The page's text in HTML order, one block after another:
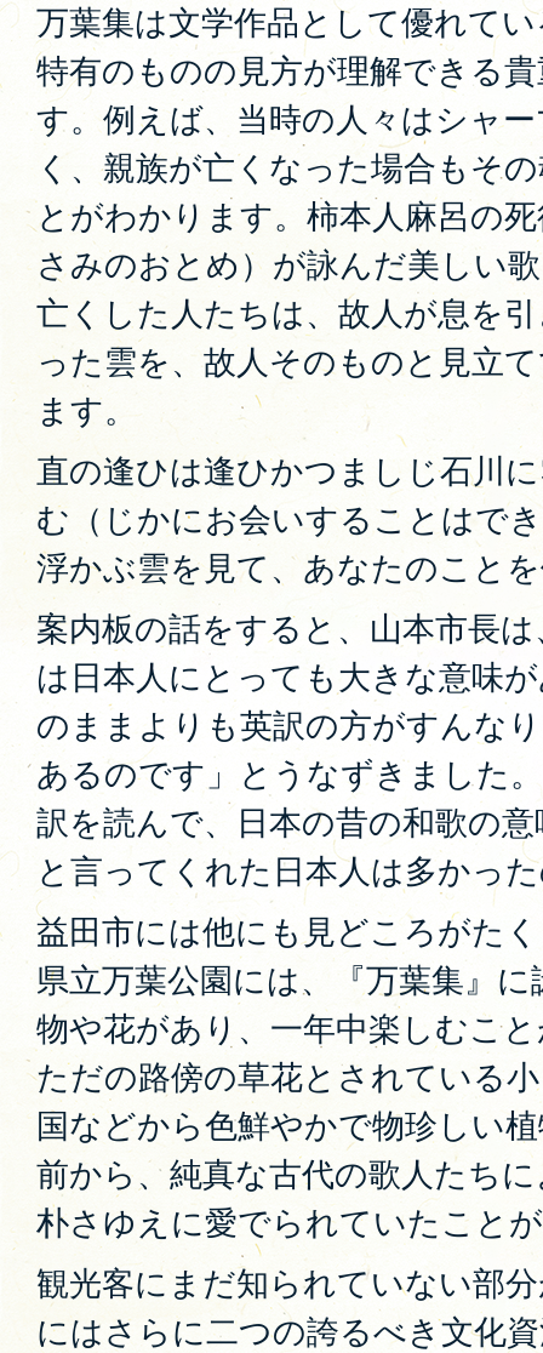
万葉集は文学作品として優れて
特有のものの見方が理解できる
す。例えば、当時の人々はシャ
く、親族が亡くなった場合もそ
とがわかります。柿本人麻呂の
さみのおとめ）が詠んだ美しい
亡くした人たちは、故人が息を
った雲を、故人そのものと見立
ます。
直の逢ひは逢ひかつましじ石川
む（じかにお会いすることはで
浮かぶ雲を見て、あなたのこと
案内板の話をすると、山本市長
は日本人にとっても大きな意味
のままよりも英訳の方がすんな
あるのです」とうなずきました
訳を読んで、日本の昔の和歌の
と言ってくれた日本人は多かっ
益田市には他にも見どころがた
県立万葉公園には、『万葉集』
物や花があり、一年中楽しむこ
ただの路傍の草花とされている
国などから色鮮やかで物珍しい
前から、純真な古代の歌人たち
朴さゆえに愛でられていたこと
観光客にまだ知られていない部
にはさらに二つの誇るべき文化